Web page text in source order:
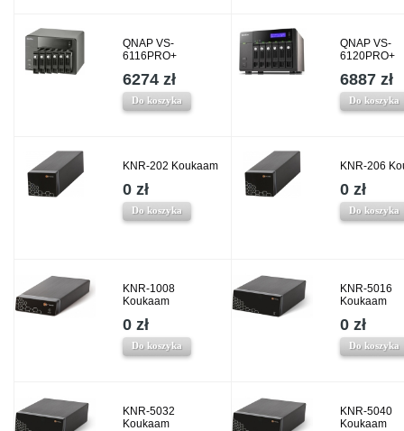
QNAP VS-
6116PRO+
6274 zł
Do koszyka
QNAP VS-
6120PRO+
6887 zł
Do koszyka
KNR-202 Koukaam
0 zł
Do koszyka
KNR-206
0 zł
Do koszyka
KNR-1008
Koukaam
0 zł
Do koszyka
KNR-5016
Koukaam
0 zł
Do koszyka
KNR-5032
Koukaam
KNR-5040
Koukaam